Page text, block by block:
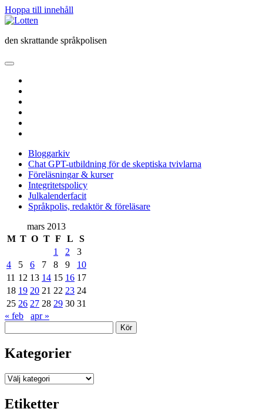
Hoppa till innehåll
Lotten
den skrattande språkpolisen
öppna
meny
Bloggarkiv
Chat GPT-utbildning för de skeptiska tvivlarna
Föreläsningar & kurser
Integritetspolicy
Julkalenderfacit
Språkpolis, redaktör & föreläsare
Sidopanel
mars 2013
M T O T F L
S
1
2
3
4
5 6 7 8 9
10
11 12 13 14 15 16 17
18 19 20 21 22 23 24
25 26 27 28 29 30 31
« feb
apr »
Kategorier
Kategorier
Etiketter